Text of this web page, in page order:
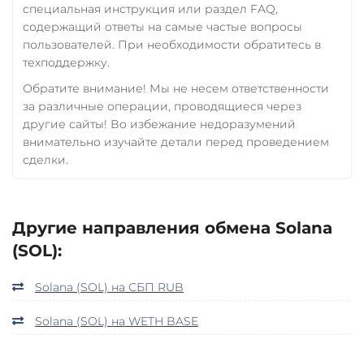
специальная инструкция или раздел FAQ,
содержащий ответы на самые частые вопросы
пользователей. При необходимости обратитесь в
техподдержку.
Обратите внимание! Мы не несем ответственности
за различные операции, проводящиеся через
другие сайты! Во избежание недоразумений
внимательно изучайте детали перед проведением
сделки.
Другие направления обмена Solana
(SOL):
Solana (SOL) на СБП RUB
Solana (SOL) на WETH BASE